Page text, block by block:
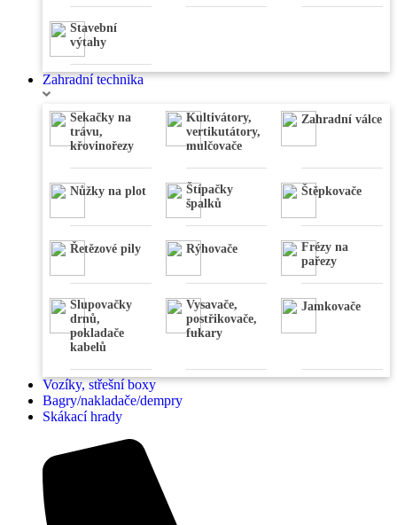
Dálkoměry,
Stavební
výtahy
Zahradní technika
Sekačky na
trávu,
křovinořezy
Kultivátory,
vertikutátory,
mulčovače
Zahradní válce
Nůžky na plot
Štípačky
špalků
Štěpkovače
Řetězové pily Rýhovače
Frézy na
pařezy
Slupovačky
drnů,
pokladače
kabelů
Vysavače,
postřikovače,
fukary
Jamkovače
Vozíky, střešní boxy
Bagry/nakladače/dempry
Skákací hrady